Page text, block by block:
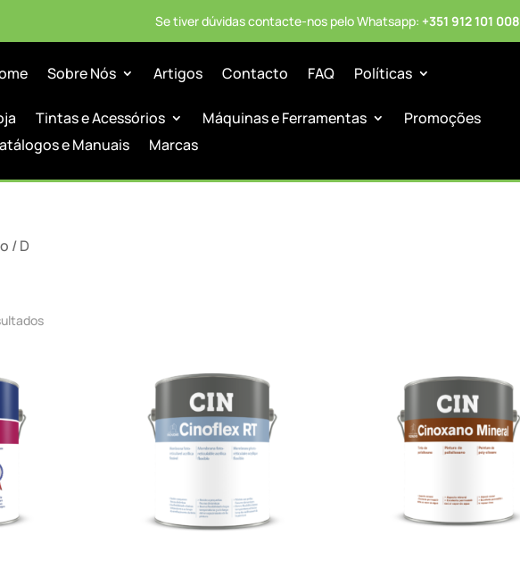
Se tiver dúvidas contacte-nos pelo Whatsapp: +351 912 101 008
Sobre Nós Artigos Contacto FAQ Políticas
Tintas e Acessórios Máquinas e Ferramentas
Promoções
e Manuais
Marcas
/ D